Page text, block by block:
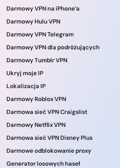
Darmowy VPN na iPhone’a
Darmowy Hulu VPN
Darmowy VPN Telegram
Darmowy VPN dla podróżujących
Darmowy Tumblr VPN
Ukryj moje IP
Lokalizacja IP
Darmowy Roblox VPN
Darmowa sieć VPN Craigslist
Darmowy Netflix VPN
Darmowa sieć VPN Disney Plus
Darmowe odblokowanie proxy
Generator losowych haseł